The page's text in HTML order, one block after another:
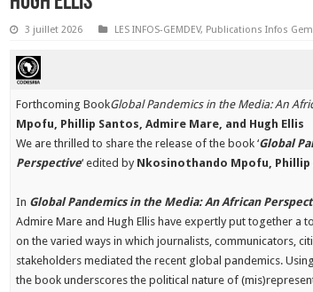
3 juillet 2026 LES INFOS-GEMDEV, Publications Infos
Forthcoming BookGlobal Pandemics in the Media: An
Mpofu, Phillip Santos, Admire Mare, and Hugh Ellis
We are thrilled to share the release of the book ‘Global
Perspective‘ edited by Nkosinothando Mpofu, Phillip
In Global Pandemics in the Media: An African
Admire Mare and Hugh Ellis have expertly put together a
on the varied ways in which journalists, communicators,
stakeholders mediated the recent global pandemics.
the book underscores the political nature of